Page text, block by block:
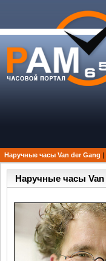
Наручные часы Van der Gang |
Наручные часы Van